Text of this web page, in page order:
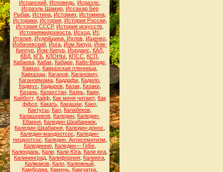
Испанский Исповедь Исраэлс
Исраэль Шамир, Иссахар Бер
Рыбак Истина Истомин Истомина
Историки, История, История России,
История СССР, История искусств
Историяжидохвоста Исход Ит,
Италия, Иудейщина, Ихлов, Ищенко,
Йобачевский Йога Йом Кипур Йом-
Киппур, Йом-Кипур, Йорданс КАЛ,
КВД КГБ КЛОНЫ КПСС КСП
Кабаева, Кабак, Кабаре, Кабо-Верде,
Кавказ, Кавказская пленница,
Кавказцы, Каганов, Каганович
Кагановмама Каддафи Кадило
Кадмус
Кадыров, Казак, Казаки,
Казань, Казахстан, Казнь, Каин,
Кайботт, Кайф, Как меня читают, Как
ффсе, Какать, Какашки, Како,
Кактусы Кал Калабеков
Калашников Каледин Каледин-
Ебарня Каледин-Шкабарнюк
Каледин-Шкабарня Каледин-донос
Каледин-мандоотсос
Каледин-
пиздоотсос
Каледин. Антисемитизм
Калединню, Каледин— ГеБе,
Календарь Кали Кали Юга Кали юга
Калининград Калифорния Калиюга
Калмаков, Кало, Калюжный,
Камбоджа Камень Камчатка